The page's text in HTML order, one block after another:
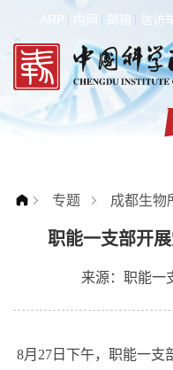
ARP 内网 邮箱 信访
专题 成都生物
职能一支部开
来源： 职能一
8月 27 日下午，职能一支